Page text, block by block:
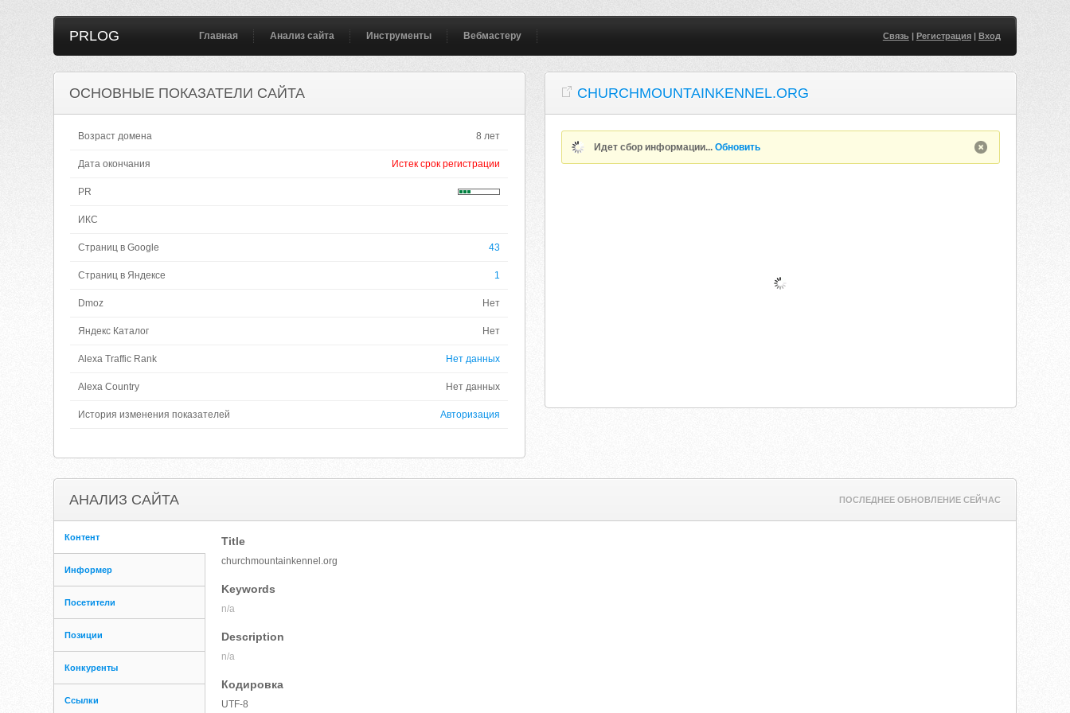
PRLOG Главная Анализ сайта Инструменты Вебмастеру Связь| Регистрация| Вход
ОСНОВНЫЕ ПОКАЗАТЕЛИ САЙТА
Возраст домена 8 лет
Дата окончания Истек срок регистрации
PR
ИКС
Страниц в Google 43
Страниц в Яндексе 1
Dmoz Нет
Яндекс Каталог Нет
Alexa Traffic Rank Нет данных
Alexa Country Нет данных
История изменения показателей Авторизация
CHURCHMOUNTAINKENNEL.ORG
Идет сбор информации...Обновить
АНАЛИЗ САЙТА ПОСЛЕДНЕЕ ОБНОВЛЕНИЕ СЕЙЧАС
Контент
Информер
Посетители
Позиции
Конкуренты
Ссылки
Title
churchmountainkennel.org
Keywords
n/a
Description
n/a
Кодировка
UTF-8